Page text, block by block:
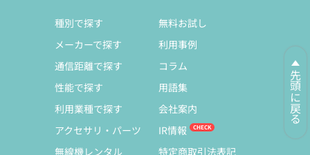
先頭に戻る
種別で探す
メーカーで探す
通信距離で探す
性能で探す
利用業種で探す
アクセサリ・パーツ
無線機レンタル
無料お試し
利用事例
コラム
用語集
会社案内
IR情報
特定商取引法表記